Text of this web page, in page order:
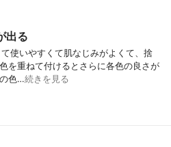
出る
使いやすくて肌なじみがよくて、捨
を重ねて付けるとさらに各色の良さが
色…続きを見る